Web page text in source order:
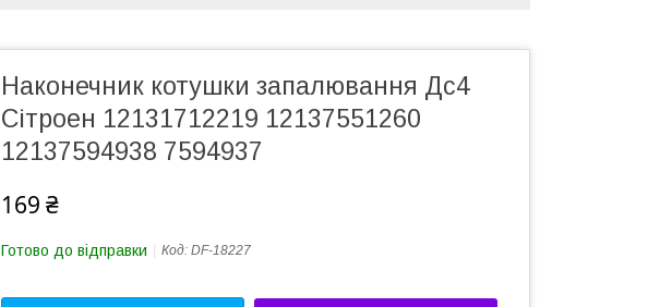
Наконечник котушки запалювання Дс4
Сітроен 12131712219 12137551260
12137594938 7594937
169 ₴
Готово до відправки Код: DF-18227